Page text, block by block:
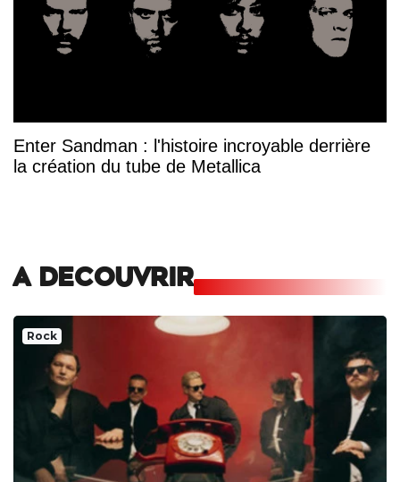
Enter Sandman : l'histoire incroyable derrière
la création du tube de Metallica
A DECOUVRIR
Rock